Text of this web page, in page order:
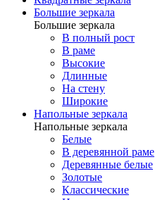
Большие зеркала
Большие зеркала
В полный рост
В раме
Высокие
Длинные
На стену
Широкие
Напольные зеркала
Напольные зеркала
Белые
В деревянной раме
Деревянные белые
Золотые
Классические